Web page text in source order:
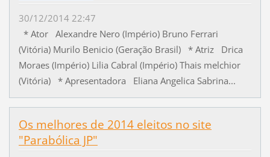
30/12/2014 22:47
* Ator Alexandre Nero (Império) Bruno Ferrari
(Vitória) Murilo Benicio (Geração Brasil) * Atriz Drica
Moraes (Império) Lilia Cabral (Império) Thais melchior
(Vitória) * Apresentadora Eliana Angelica Sabrina...
Os melhores de 2014 eleitos no site
"Parabólica JP"